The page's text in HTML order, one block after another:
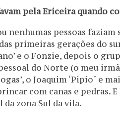
pela Ericeira quando
nenhumas pessoas
primeiras gerações do
e o Fonzie, depois o
do Norte (o meu
o Joaquim ‘Pipio´ e
com canas e pedras.
da zona Sul da vila.